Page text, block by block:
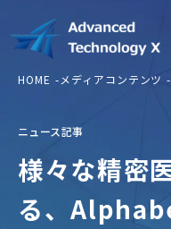
HOME メディアコンテンツ
ニュース記事
様々な精密
る、